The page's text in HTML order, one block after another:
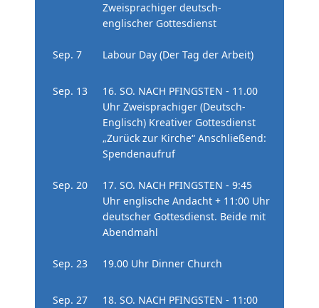
Zweisprachiger deutsch-
englischer Gottesdienst
Sep. 7 Labour Day (Der Tag der Arbeit)
Sep. 13
16. SO. NACH PFINGSTEN - 11.00
Uhr Zweisprachiger (Deutsch-
Englisch) Kreativer Gottesdienst
„Zurück zur Kirche“ Anschließend:
Spendenaufruf
Sep. 20
17. SO. NACH PFINGSTEN - 9:45
Uhr englische Andacht + 11:00 Uhr
deutscher Gottesdienst. Beide mit
Abendmahl
Sep. 23 19.00 Uhr Dinner Church
Sep. 27
18. SO. NACH PFINGSTEN - 11:00